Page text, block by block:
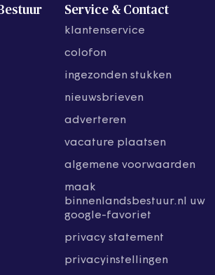
Service & Contact
klantenservice
colofon
ingezonden stukken
nieuwsbrieven
adverteren
vacature plaatsen
algemene voorwaarden
maak
binnenlandsbestuur.nl uw
google-favoriet
privacy statement
privacyinstellingen